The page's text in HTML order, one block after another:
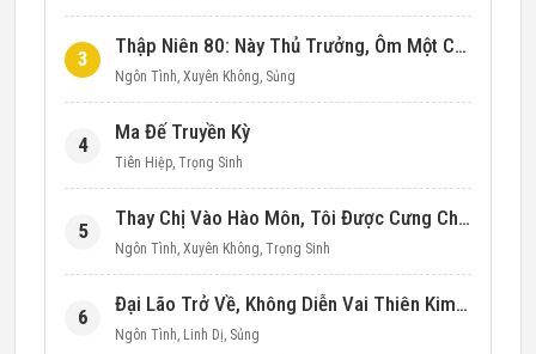
3
Thập Niên 80: Này Thủ Trưởng, Ôm Một Cái Đi!
Ngôn Tình, Xuyên Không, Sủng
4
Ma Đế Truyền Kỳ
Tiên Hiệp, Trọng Sinh
5
Thay Chị Vào Hào Môn, Tôi Được Cưng Chiều Hết Mực (Thập Niên 90)
Ngôn Tình, Xuyên Không, Trọng Sinh
6
Đại Lão Trở Về, Không Diễn Vai Thiên Kim Giả Nữa
Ngôn Tình, Linh Dị, Sủng